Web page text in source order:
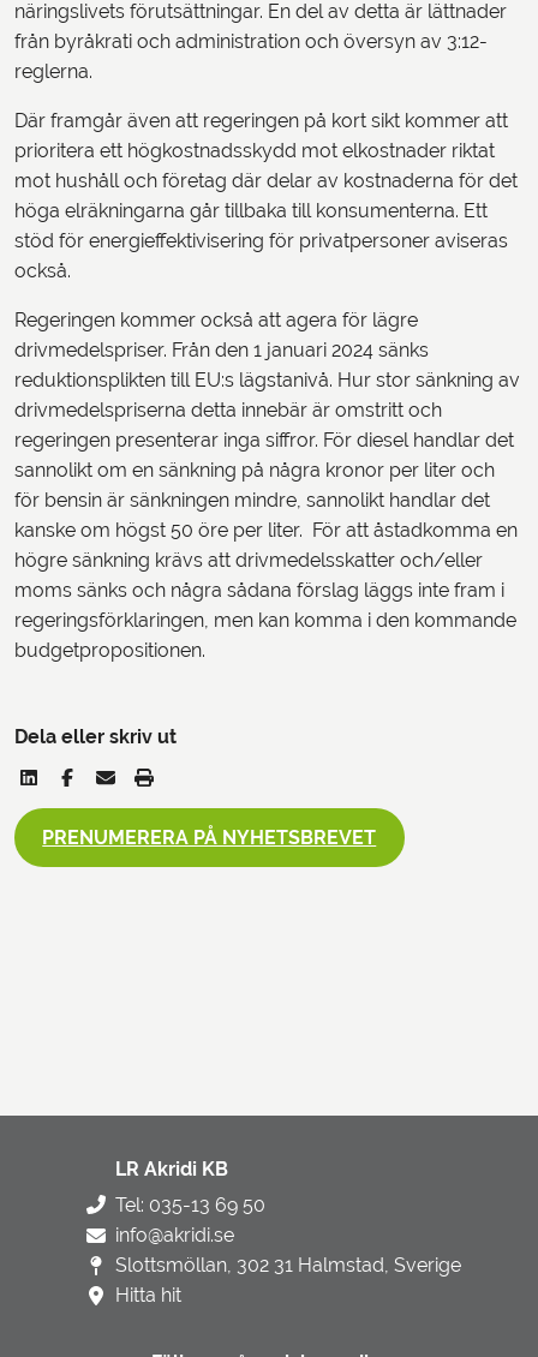
näringslivets förutsättningar. En del av detta är lättnader
från byråkrati och administration och översyn av 3:12-
reglerna.
Där framgår även att regeringen på kort sikt kommer att
prioritera ett högkostnadsskydd mot elkostnader riktat
mot hushåll och företag där delar av kostnaderna för det
höga elräkningarna går tillbaka till konsumenterna. Ett
stöd för energieffektivisering för privatpersoner aviseras
också.
Regeringen kommer också att agera för lägre
drivmedelspriser. Från den 1 januari 2024 sänks
reduktionsplikten till EU:s lägstanivå. Hur stor sänkning av
drivmedelspriserna detta innebär är omstritt och
regeringen presenterar inga siffror. För diesel handlar det
sannolikt om en sänkning på några kronor per liter och
för bensin är sänkningen mindre, sannolikt handlar det
kanske om högst 50 öre per liter. För att åstadkomma en
högre sänkning krävs att drivmedelsskatter och/eller
moms sänks och några sådana förslag läggs inte fram i
regeringsförklaringen, men kan komma i den kommande
budgetpropositionen.
Dela eller skriv ut
PRENUMERERA PÅ NYHETSBREVET
LR Akridi KB
Tel: 035-13 69 50
info@akridi.se
Slottsmöllan, 302 31 Halmstad, Sverige
Hitta hit